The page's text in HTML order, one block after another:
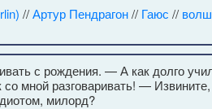
//Артур Пендрагон// Гаюс //
с рождения. — А как долго
мной разговаривать! — Извините,
милорд?